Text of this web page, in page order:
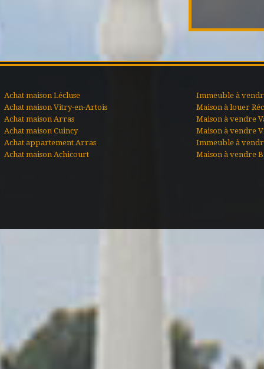
Achat maison Lécluse
Achat maison Vitry-en-Artois
Achat maison Arras
Achat maison Cuincy
Achat appartement Arras
Achat maison Achicourt
Immeuble à
Maison à louer
Maison à vendre
Maison à vendre
Immeuble à
Maison à vendre